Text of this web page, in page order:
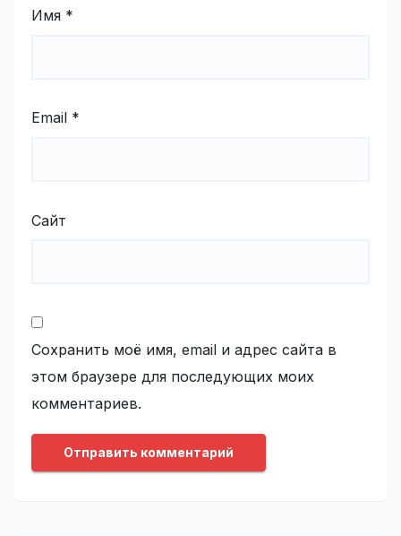
Имя *
Email *
Сайт
Сохранить моё имя, email и адрес сайта в
этом браузере для последующих моих
комментариев.